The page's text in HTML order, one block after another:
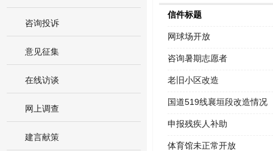
咨询投诉
意见征集
在线访谈
网上调查
建言献策
信件标题
网球场开放
咨询暑期志愿者
老旧小区改造
国道519线襄垣段改造情况
申报残疾人补助
体育馆未正常开放